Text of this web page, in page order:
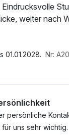
weiter nach
des
01.01.2028. Nr:
persönliche
für uns sehr wichtig.